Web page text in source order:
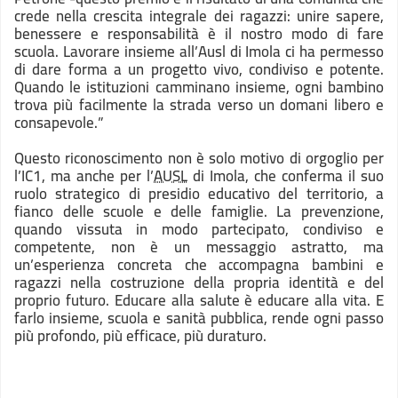
crede nella crescita integrale dei ragazzi: unire sapere,
benessere e responsabilità è il nostro modo di fare
scuola. Lavorare insieme all’Ausl di Imola ci ha permesso
di dare forma a un progetto vivo, condiviso e potente.
Quando le istituzioni camminano insieme, ogni bambino
trova più facilmente la strada verso un domani libero e
consapevole.”
Questo riconoscimento non è solo motivo di orgoglio per
l’IC1, ma anche per l’AUSLdi Imola, che conferma il suo
ruolo strategico di presidio educativo del territorio, a
fianco delle scuole e delle famiglie. La prevenzione,
quando vissuta in modo partecipato, condiviso e
competente, non è un messaggio astratto, ma
un’esperienza concreta che accompagna bambini e
ragazzi nella costruzione della propria identità e del
proprio futuro. Educare alla salute è educare alla vita. E
farlo insieme, scuola e sanità pubblica, rende ogni passo
più profondo, più efficace, più duraturo.